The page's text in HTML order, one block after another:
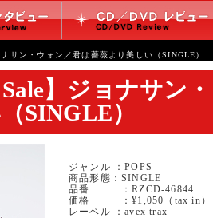
サン・ウォン／君は薔薇より美しい（SINGLE）
Sale】ジョナサン
SINGLE）
ジャンル ：POPS
商品形態：SINGLE
品番 ：RZCD-46844
価格 ：¥1,050（tax in）
レーベル ：avex trax